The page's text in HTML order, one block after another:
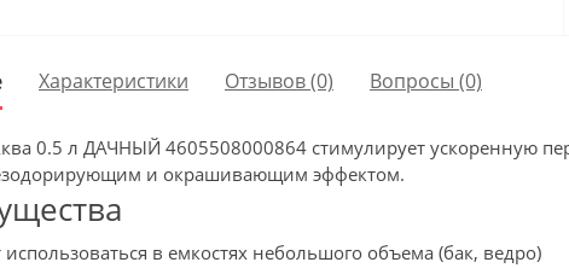
Характеристики Отзывов (0) Вопросы (0)
0.5 л ДАЧНЫЙ 4605508000864 стимулирует ускоренную
и окрашивающим эффектом.
в емкостях небольшого объема (бак, ведро)